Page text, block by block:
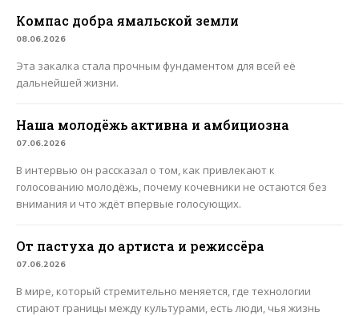
Компас добра ямальской земли
08.06.2026
Эта закалка стала прочным фундаментом для всей её
дальнейшей жизни.
Наша молодёжь активна и амбициозна
07.06.2026
В интервью он рассказал о том, как привлекают к
голосованию молодёжь, почему кочевники не остаются без
внимания и что ждёт впервые голосующих.
От пастуха до артиста и режиссёра
07.06.2026
В мире, который стремительно меняется, где технологии
стирают границы между культурами, есть люди, чья жизнь